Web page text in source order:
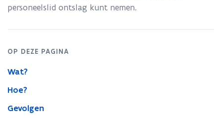
personeelslid ontslag kunt nemen.
OP DEZE PAGINA
Wat?
Hoe?
Gevolgen